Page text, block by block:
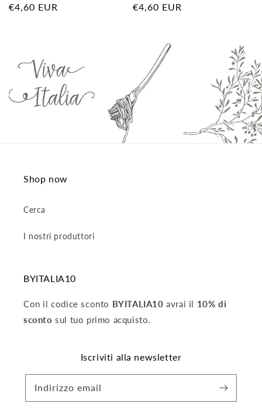
Prezzo
€4,60 EUR
Prezzo
€4,60 EUR
Shop now
Cerca
I nostri produttori
BYITALIA10
Con il codice sconto BYITALIA10 avrai il 10% di
sconto sul tuo primo acquisto.
Iscriviti alla newsletter
Indirizzo email